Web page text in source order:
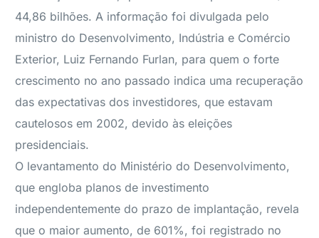
44,86 bilhões. A informação foi divulgada pelo
ministro do Desenvolvimento, Indústria e Comércio
Exterior, Luiz Fernando Furlan, para quem o forte
crescimento no ano passado indica uma recuperação
das expectativas dos investidores, que estavam
cautelosos em 2002, devido às eleições
presidenciais.
O levantamento do Ministério do Desenvolvimento,
que engloba planos de investimento
independentemente do prazo de implantação, revela
que o maior aumento, de 601%, foi registrado no